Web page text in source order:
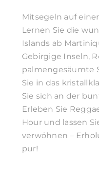
Mitsegeln auf
Lernen Sie die
Islands ab
Gebirgige Inseln,
palmengesäumte
Sie in das
Sie sich an der
Erleben Sie
Hour und lassen
verwöhnen –
pur!